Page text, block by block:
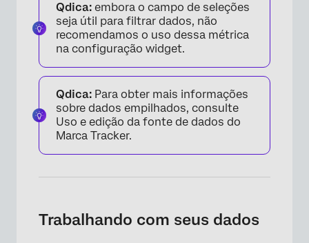
Qdica: embora o campo de seleções
seja útil para filtrar dados, não
recomendamos o uso dessa métrica
na configuração widget.
Qdica: Para obter mais informações
sobre dados empilhados, consulte
Uso e edição da fonte de dados do
Marca Tracker.
Trabalhando com seus dados